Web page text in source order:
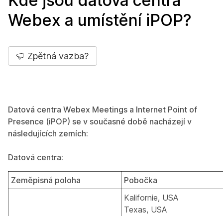
Webex a umístění iPOP?
Zpětná vazba?
Datová centra Webex Meetings a Internet Point of
Presence (iPOP) se v současné době nacházejí v
následujících zemích:
Datová centra:
Zeměpisná poloha Pobočka
Kalifornie, USA
Texas, USA